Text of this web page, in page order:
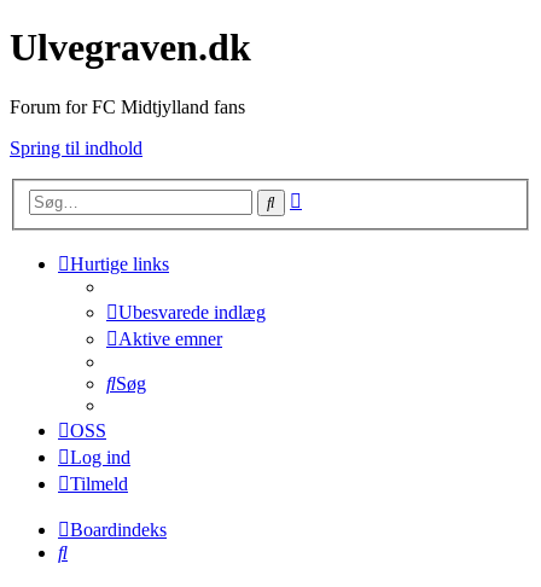
Ulvegraven.dk
Forum for FC Midtjylland fans
Spring til indhold
Søg
Hurtige links
Ubesvarede indlæg
Aktive emner
Søg
OSS
Log ind
Tilmeld
Boardindeks
Søg